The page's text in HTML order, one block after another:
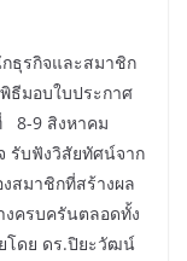
ธุรกิจและสมาชิก
ธีมอบใบประกาศ
8-9 สิงหาคม
รับฟังวิสัยทัศน์จาก
สมาชิกที่สร้างผล
งครบครันตลอดทั้ง
โดย ดร.ปิยะวัฒน์